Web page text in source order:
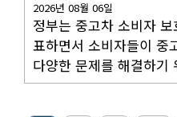
2026년 08월 06일
정부는 중고차 소비자
표하면서 소비자들이 중
다양한 문제를 해결하